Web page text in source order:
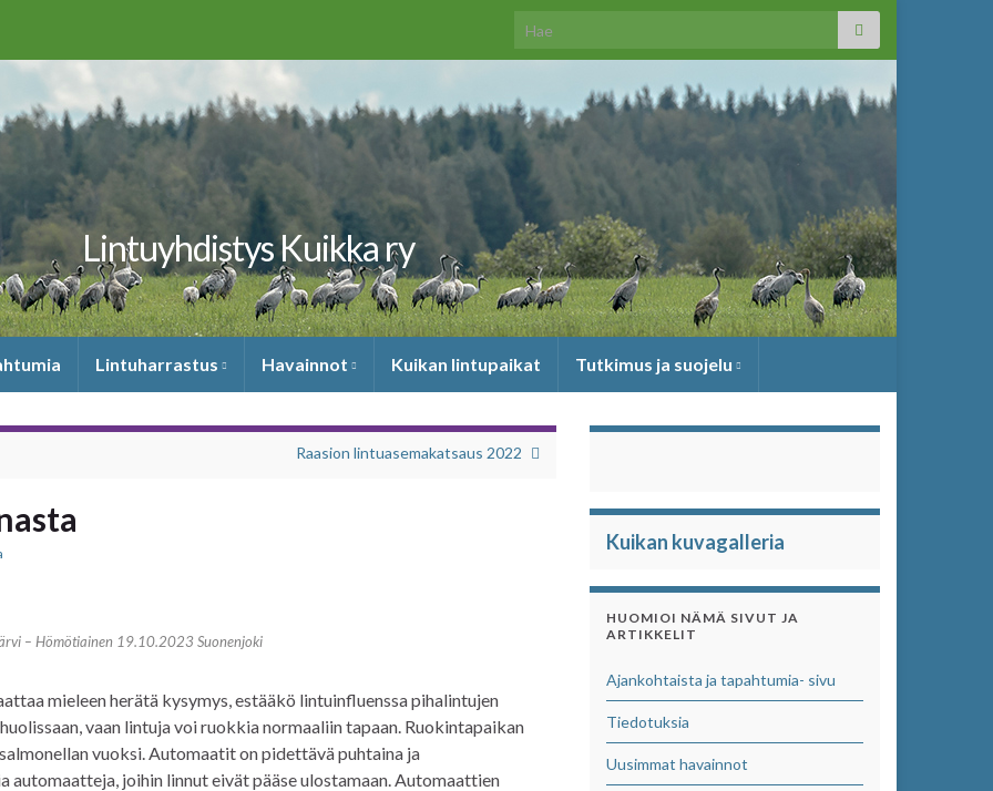
Search for:
Lintuyhdistys Kuikka ry
Lintuharrastus Havainnot Kuikan lintupaikat Tutkimus ja suojelu
Raasion lintuasemakatsaus 2022
– Hömötiainen 19.10.2023 Suonenjoki
mieleen herätä kysymys, estääkö lintuinfluenssa pihalintujen
vaan lintuja voi ruokkia normaaliin tapaan. Ruokintapaikan
vuoksi. Automaatit on pidettävä puhtaina ja
joihin linnut eivät pääse ulostamaan. Automaattien
Kuikan kuvagalleria
HUOMIOI NÄMÄ SIVUT JA
ARTIKKELIT
Ajankohtaista ja tapahtumia- sivu
Tiedotuksia
Uusimmat havainnot